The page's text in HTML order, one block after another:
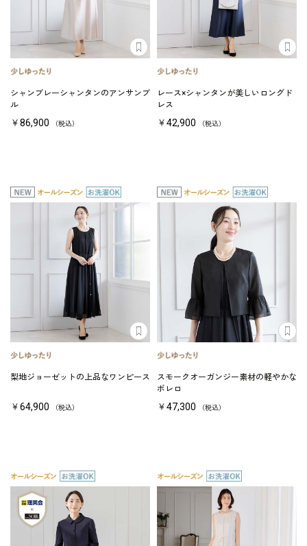
シャンブレーシャンタンのアンサンブ
ル
￥86,900 （税込）
レース×シャンタンが美しいロングド
レス
￥42,900 （税込）
梨地ジョーゼットの上品なワンピース
￥64,900 （税込）
スモークオーガンジー素材の軽やかな
ボレロ
￥47,300 （税込）